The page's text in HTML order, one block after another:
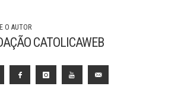
O AUTOR
CATOLICAWEB